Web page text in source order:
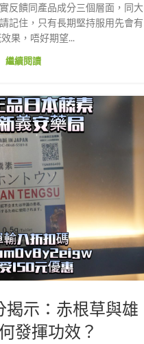
反饋同產品成分三個層面，同大
記住，只有長期堅持服用先會有
果，唔好期望...
繼續閱讀
揭示：赤根草與雄
發揮功效？